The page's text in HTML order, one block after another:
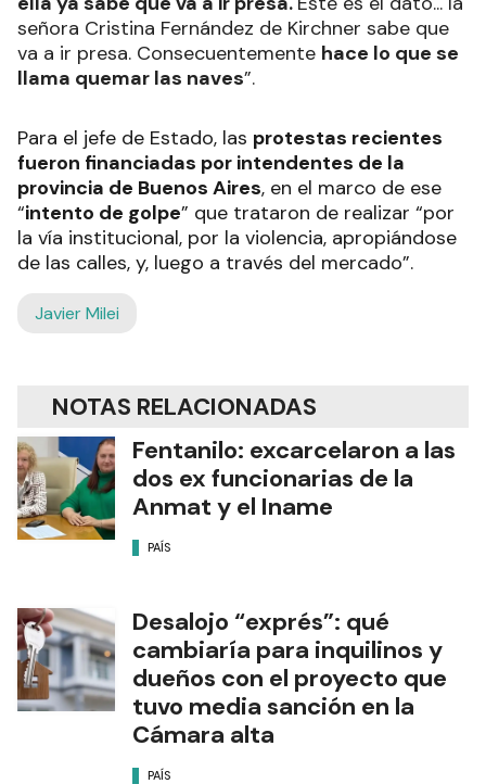
señora Cristina Fernández de Kirchner sabe que
va a ir presa. Consecuentemente hace lo que se
llama quemar las naves”.
Para el jefe de Estado, las protestas recientes
fueron financiadas por intendentes de la
provincia de Buenos Aires, en el marco de ese
“intento de golpe” que trataron de realizar “por
la vía institucional, por la violencia, apropiándose
de las calles, y, luego a través del mercado”.
Javier Milei
NOTAS RELACIONADAS
Fentanilo: excarcelaron a las
dos ex funcionarias de la
Anmat y el Iname
PAÍS
Desalojo “exprés”: qué
cambiaría para inquilinos y
dueños con el proyecto que
tuvo media sanción en la
Cámara alta
PAÍS